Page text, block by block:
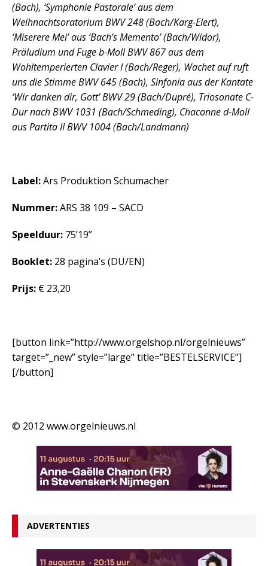
(Bach), ‘Symphonie Pastorale’ aus dem
Weihnachtsoratorium BWV 248 (Bach/Karg-Elert),
‘Miserere Mei’ aus ‘Bach’s Memento’ (Bach/Widor),
Präludium und Fuge b-Moll BWV 867 aus dem
Wohltemperierten Clavier I (Bach/Reger), Wachet auf ruft
uns die Stimme BWV 645 (Bach), Sinfonia aus der Kantate
‘Wir danken dir, Gott’ BWV 29 (Bach/Dupré), Triosonate C-
Dur nach BWV 1031 (Bach/Schmeding), Chaconne d-Moll
aus Partita II BWV 1004 (Bach/Landmann)
Label:Ars Produktion Schumacher
Nummer:ARS 38 109 – SACD
Speelduur: 75’19”
Booklet: 28 pagina’s (DU/EN)
Prijs: € 23,20
[button link=”http://www.orgelshop.nl/orgelnieuws”
target=”_new” style=”large” title=”BESTELSERVICE”]
[/button]
© 2012 www.orgelnieuws.nl
ADVERTENTIES